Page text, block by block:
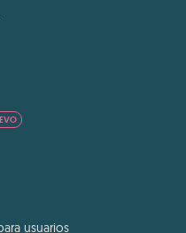
usuarios